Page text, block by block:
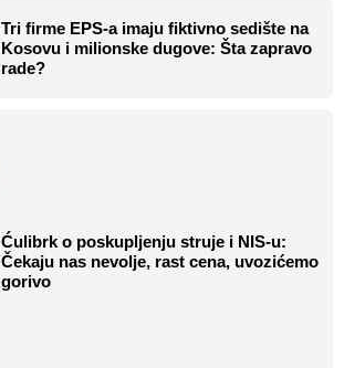
Tri firme EPS-a imaju fiktivno sedište na
Kosovu i milionske dugove: Šta zapravo
rade?
Ćulibrk o poskupljenju struje i NIS-u:
Čekaju nas nevolje, rast cena, uvozićemo
gorivo